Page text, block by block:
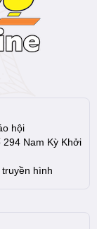
hội
294 Nam Kỳ Khởi
hình